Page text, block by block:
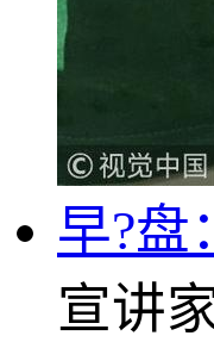
早?盘
宣讲